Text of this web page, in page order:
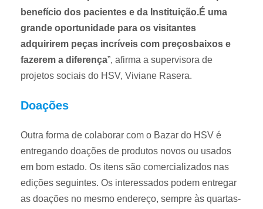
benefício dos pacientes e da Instituição.É uma
grande oportunidade para os visitantes
adquirirem peças incríveis com preçosbaixos e
fazerem a diferença”, afirma a supervisora de
projetos sociais do HSV, Viviane Rasera.
Doações
Outra forma de colaborar com o Bazar do HSV é
entregando doações de produtos novos ou usados
em bom estado. Os itens são comercializados nas
edições seguintes. Os interessados podem entregar
as doações no mesmo endereço, sempre às quartas-